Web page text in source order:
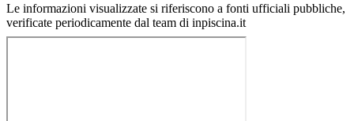
Le informazioni visualizzate si riferiscono a fonti ufficiali pubbliche,
verificate periodicamente dal team di inpiscina.it